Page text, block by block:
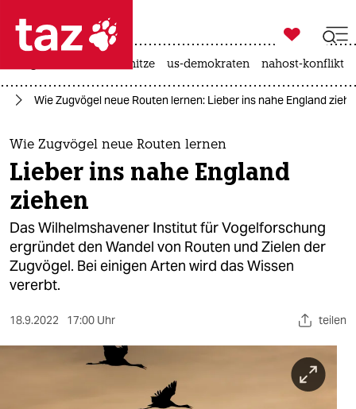
 taz zahl ich
taz zahl ich
themen
politik
öko
gesellschaft
kultur
sport

taz zahl ich
hitze us-demokraten nahost-konflikt
Wie Zugvögel neue Routen lernen: Lieber ins nahe England
Wie Zugvögel neue Routen lernen
Lieber ins nahe England
ziehen
Das Wilhelmshavener Institut für Vogelforschung
ergründet den Wandel von Routen und Zielen der
Zugvögel. Bei einigen Arten wird das Wissen
vererbt.
18.9.2022 17:00 Uhr teilen